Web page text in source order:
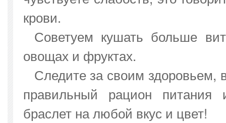
крови.
Советуем кушать больше
овощах и фруктах.
Следите за своим здоровьем,
правильный рацион питания
браслет на любой вкус и цвет!